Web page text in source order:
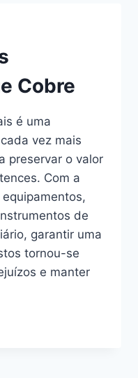
Cobre
é uma
vez mais
preservar o valor
Com a
de
garantir uma
tornou-se
e manter